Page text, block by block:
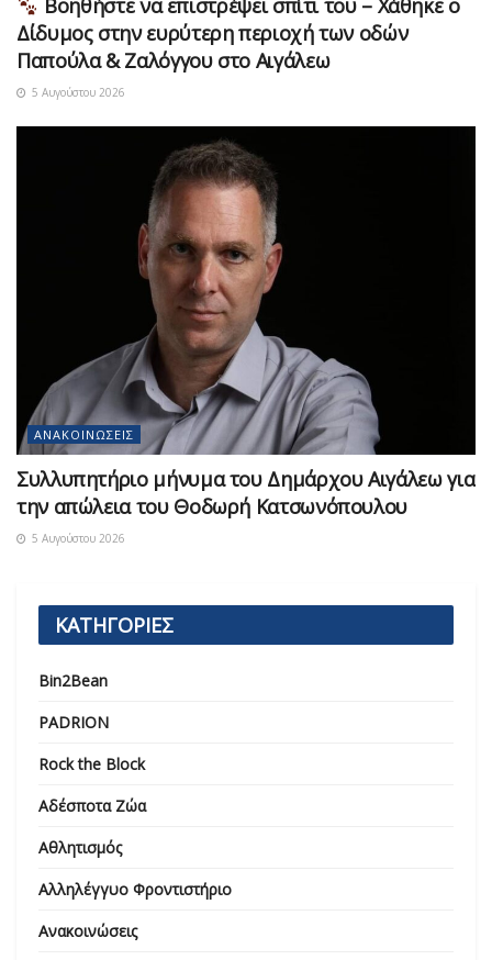
Βοηθήστε να επιστρέψει σπίτι του – Χάθηκε ο
Δίδυμος στην ευρύτερη περιοχή των οδών
Παπούλα & Ζαλόγγου στο Αιγάλεω
5 Αυγούστου 2026
ΑΝΑΚΟΙΝΏΣΕΙΣ
Συλλυπητήριο μήνυμα του Δημάρχου Αιγάλεω για
την απώλεια του Θοδωρή Κατσωνόπουλου
5 Αυγούστου 2026
ΚΑΤΗΓΟΡΙΕΣ
Bin2Bean
PADRION
Rock the Block
Αδέσποτα Ζώα
Αθλητισμός
Αλληλέγγυο Φροντιστήριο
Ανακοινώσεις